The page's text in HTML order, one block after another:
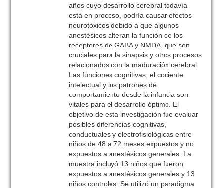
años cuyo desarrollo cerebral todavía
está en proceso, podría causar efectos
neurotóxicos debido a que algunos
anestésicos alteran la función de los
receptores de GABA y NMDA, que son
cruciales para la sinapsis y otros procesos
relacionados con la maduración cerebral.
Las funciones cognitivas, el cociente
intelectual y los patrones de
comportamiento desde la infancia son
vitales para el desarrollo óptimo. El
objetivo de esta investigación fue evaluar
posibles diferencias cognitivas,
conductuales y electrofisiológicas entre
niños de 48 a 72 meses expuestos y no
expuestos a anestésicos generales. La
muestra incluyó 13 niños que fueron
expuestos a anestésicos generales y 13
niños controles. Se utilizó un paradigma